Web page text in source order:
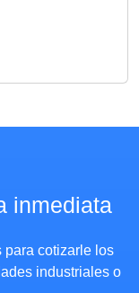
inmediata
para cotizarle los
industriales o